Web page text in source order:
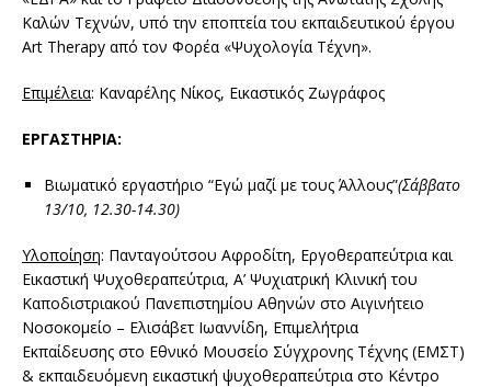
Καλών Τεχνών, υπό την εποπτεία του εκπαιδευτικού έργου
Art Therapy από τον Φορέα «Ψυχολογία Τέχνη».
Επιμέλεια: Καναρέλης Νίκος, Εικαστικός Ζωγράφος
ΕΡΓΑΣΤΗΡΙΑ:
Βιωματικό εργαστήριο “Εγώ μαζί με τους Άλλους”(Σάββατο
13/10, 12.30-14.30)
Υλοποίηση: Πανταγούτσου Αφροδίτη, Εργοθεραπεύτρια και
Εικαστική Ψυχοθεραπεύτρια, Α’ Ψυχιατρική Κλινική του
Καποδιστριακού Πανεπιστημίου Αθηνών στο Αιγινήτειο
Νοσοκομείο – Ελισάβετ Ιωαννίδη, Eπιμελήτρια
Εκπαίδευσης στο Εθνικό Μουσείο Σύγχρονης Τέχνης (ΕΜΣΤ)
& εκπαιδευόμενη εικαστική ψυχοθεραπεύτρια στο Κέντρο